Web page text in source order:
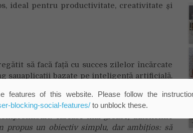
ideal pentru productivitate, creativitate și
să facă față cu succes zilelor încărcate
sauaplicații bazate pe inteligență artificială.
comuta mai ușor între activități și pot
în scenarii de utilizare solicitante.
carcase mai groase, autonomie
propus un obiectiv simplu, dar ambițios: să
features of this website. Please follow the
blocking-social-features/to unblock these.